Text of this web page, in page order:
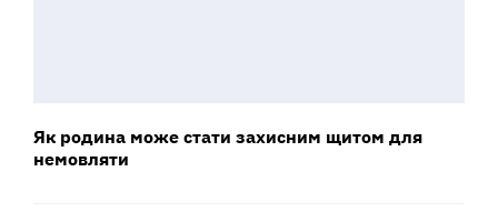
Як родина може стати захисним щитом для
немовляти